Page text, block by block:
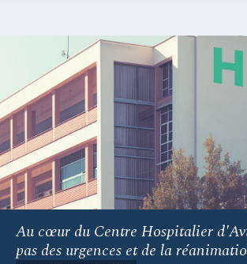
Au cœur du Centre Hospitalier
pas des urgences et de la